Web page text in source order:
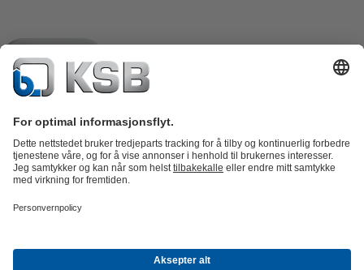
ProduktkatalogReservedeler
PresseCareer opportunities at KSB